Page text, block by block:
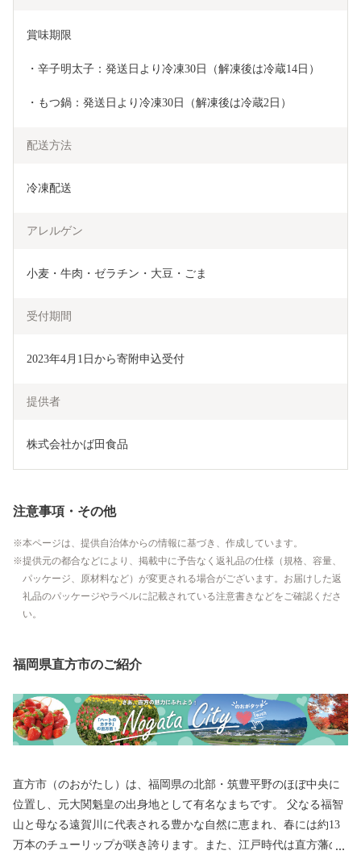
賞味期限
・辛子明太子：発送日より冷凍30日（解凍後は冷蔵14日）
・もつ鍋：発送日より冷凍30日（解凍後は冷蔵2日）
配送方法
冷凍配送
アレルゲン
小麦・牛肉・ゼラチン・大豆・ごま
受付期間
2023年4月1日から寄附申込受付
提供者
株式会社かば田食品
注意事項・その他
本ページは、提供自治体からの情報に基づき、作成しています。
提供元の都合などにより、掲載中に予告なく返礼品の仕様（規格、容量、
パッケージ、原材料など）が変更される場合がございます。お届けした返
礼品のパッケージやラベルに記載されている注意書きなどをご確認くださ
い。
福岡県直方市のご紹介
直方市（のおがたし）は、福岡県の北部・筑豊平野のほぼ中央に
位置し、元大関魁皇の出身地として有名なまちです。 父なる福智
山と母なる遠賀川に代表される豊かな自然に恵まれ、春には約13
万本のチューリップが咲き誇ります。また、江戸時代は直方藩の